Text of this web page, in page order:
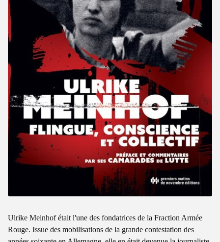
Ulrike Meinhof était l'une des fondatrices de la Fraction Armée
Rouge. Issue des mobilisations de la grande contestation des